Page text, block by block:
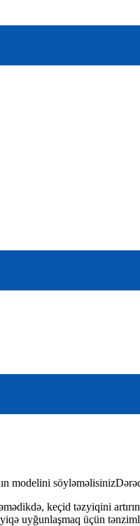
modelini söyləməlisiniz
keçid təzyiqini
uyğunlaşmaq üçün